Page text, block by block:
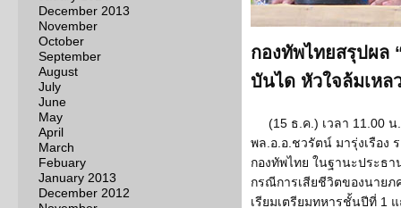
December 2013
November
October
September
August
July
June
May
April
March
Febuary
January 2013
December 2012
กองทัพไทยสรุปผล
บันได หัวใจล้มเหล
(15 ธ.ค.) เวลา 11.00
พล.อ.อ.ชวรัตน์ มารุ่งเรือง
กองทัพไทย ในฐานะประธ
กรณีการเสียชีวิตของนาย
เรียมเตรียมทหารชั้นปีที่ 1